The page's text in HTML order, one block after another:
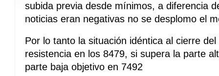
subida previa desde mínimos, a diferencia
noticias eran negativas no se desplomo el
Por lo tanto la situación idéntica al cierre
resistencia en los 8479, si supera la parte
parte baja objetivo en 7492